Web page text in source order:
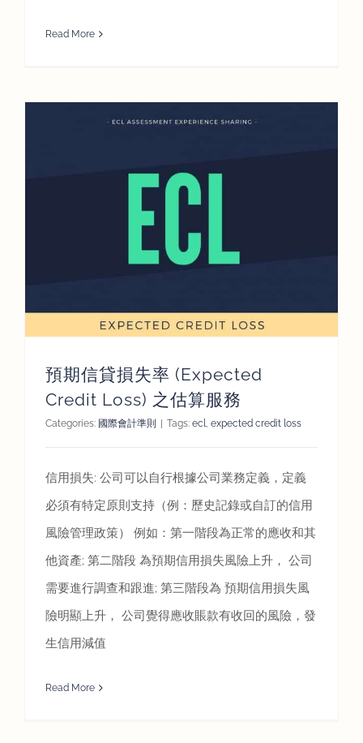
Read More
預期信貸損失率 (Expected
Credit Loss) 之估算服務
Categories: 國際會計準則 Tags: ecl, expected credit loss
信用損失: 公司可以自行根據公司業務定義，定義
必須有特定原則支持（例：歷史記錄或自訂的信用
風險管理政策） 例如：第一階段為正常的應收和其
他資產; 第二階段 為預期信用損失風險上升， 公司
需要進行調查和跟進; 第三階段為 預期信用損失風
險明顯上升， 公司覺得應收賬款有收回的風險，發
生信用減值
Read More